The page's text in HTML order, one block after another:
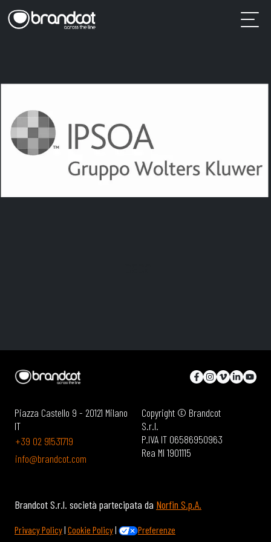
Piazza Castello 9 - 20121 Milano
IT
+39 02 91531719
info@brandcot.com
Copyright © Brandcot
S.r.l.
P.IVA IT 06586950963
Rea MI 1901115
Brandcot S.r.l. società partecipata da Norfin S.p.A.
Privacy Policy| Cookie Policy| Preferenze